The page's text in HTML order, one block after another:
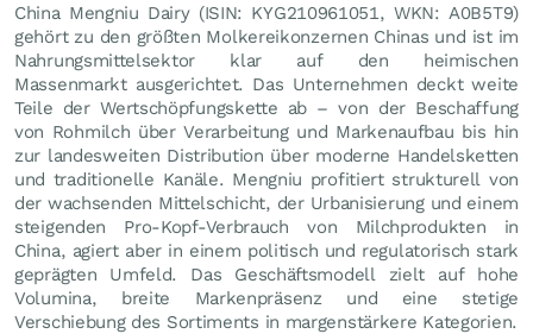
China Mengniu Dairy (ISIN: KYG210961051, WKN: A0B5T9)
gehört zu den größten Molkereikonzernen Chinas und ist im
Nahrungsmittelsektor klar auf den heimischen
Massenmarkt ausgerichtet. Das Unternehmen deckt weite
Teile der Wertschöpfungskette ab – von der Beschaffung
von Rohmilch über Verarbeitung und Markenaufbau bis hin
zur landesweiten Distribution über moderne Handelsketten
und traditionelle Kanäle. Mengniu profitiert strukturell von
der wachsenden Mittelschicht, der Urbanisierung und einem
steigenden Pro-Kopf-Verbrauch von Milchprodukten in
China, agiert aber in einem politisch und regulatorisch stark
geprägten Umfeld. Das Geschäftsmodell zielt auf hohe
Volumina, breite Markenpräsenz und eine stetige
Verschiebung des Sortiments in margenstärkere Kategorien.